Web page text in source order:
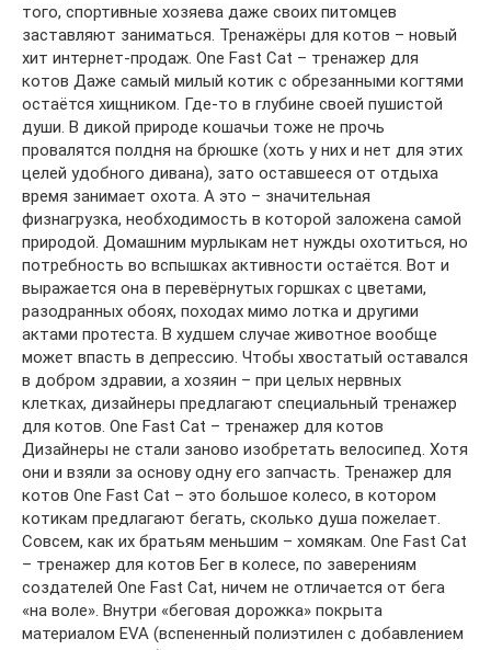
того, спортивные хозяева даже своих питомцев
заставляют заниматься. Тренажёры для котов – новый
хит интернет-продаж. One Fast Cat – тренажер для
котов Даже самый милый котик с обрезанными когтями
остаётся хищником. Где-то в глубине своей пушистой
души. В дикой природе кошачьи тоже не прочь
провалятся полдня на брюшке (хоть у них и нет для этих
целей удобного дивана), зато оставшееся от отдыха
время занимает охота. А это – значительная
физнагрузка, необходимость в которой заложена самой
природой. Домашним мурлыкам нет нужды охотиться, но
потребность во вспышках активности остаётся. Вот и
выражается она в перевёрнутых горшках с цветами,
разодранных обоях, походах мимо лотка и другими
актами протеста. В худшем случае животное вообще
может впасть в депрессию. Чтобы хвостатый оставался
в добром здравии, а хозяин – при целых нервных
клетках, дизайнеры предлагают специальный тренажер
для котов. One Fast Cat – тренажер для котов
Дизайнеры не стали заново изобретать велосипед. Хотя
они и взяли за основу одну его запчасть. Тренажер для
котов One Fast Cat – это большое колесо, в котором
котикам предлагают бегать, сколько душа пожелает.
Совсем, как их братьям меньшим – хомякам. One Fast Cat
– тренажер для котов Бег в колесе, по заверениям
создателей One Fast Cat, ничем не отличается от бега
«на воле». Внутри «беговая дорожка» покрыта
материалом EVA (вспененный полиэтилен с добавлением